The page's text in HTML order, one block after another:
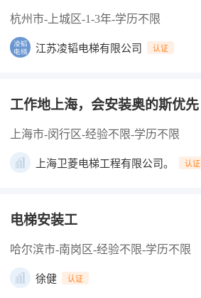
杭州市-上城区-1-3年-学历不限
江苏凌韬电梯有限公司 认证
工作地上海，会安装奥的斯优先
上海市-闵行区-经验不限-学历不限
上海卫菱电梯工程有限公司。 认证
电梯安装工
哈尔滨市-南岗区-经验不限-学历不限
徐健 认证